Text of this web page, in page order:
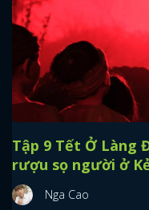
Tập 9 Tết Ở Làng
rượu sọ người ở
Nga Cao